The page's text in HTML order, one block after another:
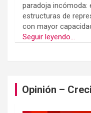
paradoja incómoda:
estructuras de
con mayor
Seguir leyendo...
Opinión –